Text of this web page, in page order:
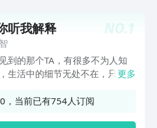
于阿里巴巴灵犀互娱旗下的平
NO.1
听我解释
到的那个TA，有很多不为人知
生活中的细节无处不在，只要你
线索及证据的方式来判断是非，
更多
，当前已有754人订阅